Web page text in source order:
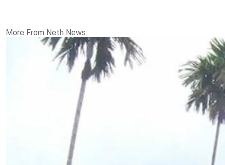
More From Neth News